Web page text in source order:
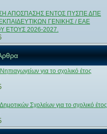
ΑΠΟΣΠΑΣΗΣ ΕΝΤΟΣ ΠΥΣΠΕ ΔΠΕ
ΓΕΝΙΚΗΣ / ΕΑΕ
ΕΤΟΥΣ 2026-2027.
για το σχολικό έτος
Σχολείων για το σχολικό έτος